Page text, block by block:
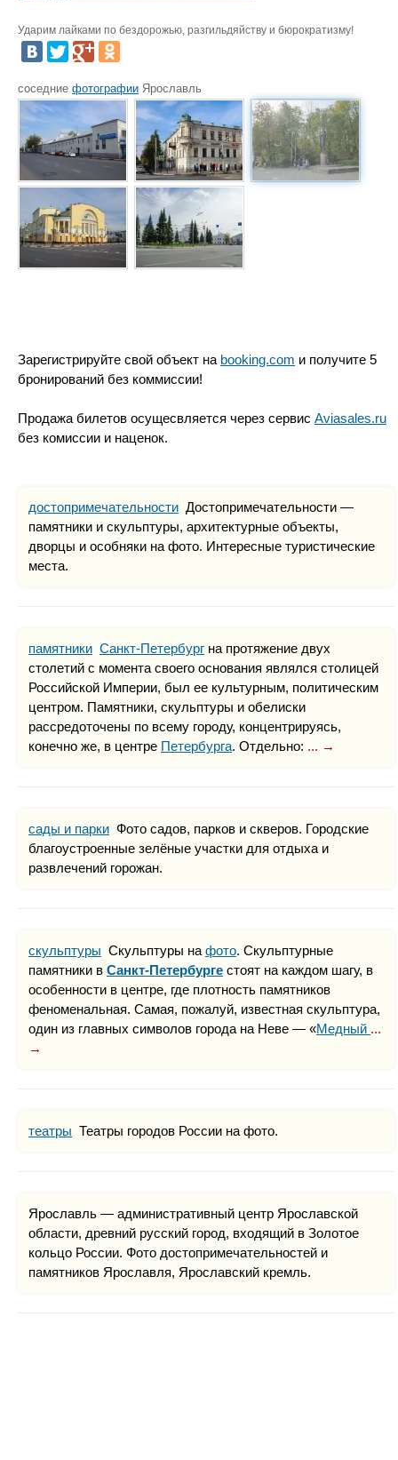
Ударим лайками по бездорожью, разгильдяйству и бюрократизму!
соседние фотографии Ярославль
Зарегистрируйте свой объект на booking.com и получите 5
бронирований без коммиссии!
Продажа билетов осущесвляется через сервис Aviasales.ru
без комиссии и наценок.
достопримечательности Достопримечательности —
памятники и скульптуры, архитектурные объекты,
дворцы и особняки на фото. Интересные туристические
места.
памятники Санкт-Петербург на протяжение двух
столетий с момента своего основания являлся столицей
Российской Империи, был ее культурным, политическим
центром. Памятники, скульптуры и обелиски
рассредоточены по всему городу, концентрируясь,
конечно же, в центре Петербурга. Отдельно: ... →
сады и парки Фото садов, парков и скверов. Городские
благоустроенные зелёные участки для отдыха и
развлечений горожан.
скульптуры Скульптуры на фото. Скульптурные
памятники в Санкт-Петербурге стоят на каждом шагу, в
особенности в центре, где плотность памятников
феноменальная. Самая, пожалуй, известная скульптура,
один из главных символов города на Неве — «Медный ...
→
театры Театры городов России на фото.
Ярославль — административный центр Ярославской
области, древний русский город, входящий в Золотое
кольцо России. Фото достопримечательностей и
памятников Ярославля, Ярославский кремль.